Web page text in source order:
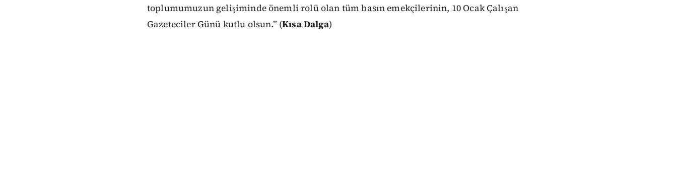
toplumumuzun gelişiminde önemli rolü olan tüm basın emekçilerinin, 10 Ocak Çalışan
Gazeteciler Günü kutlu olsun.” (Kısa Dalga)